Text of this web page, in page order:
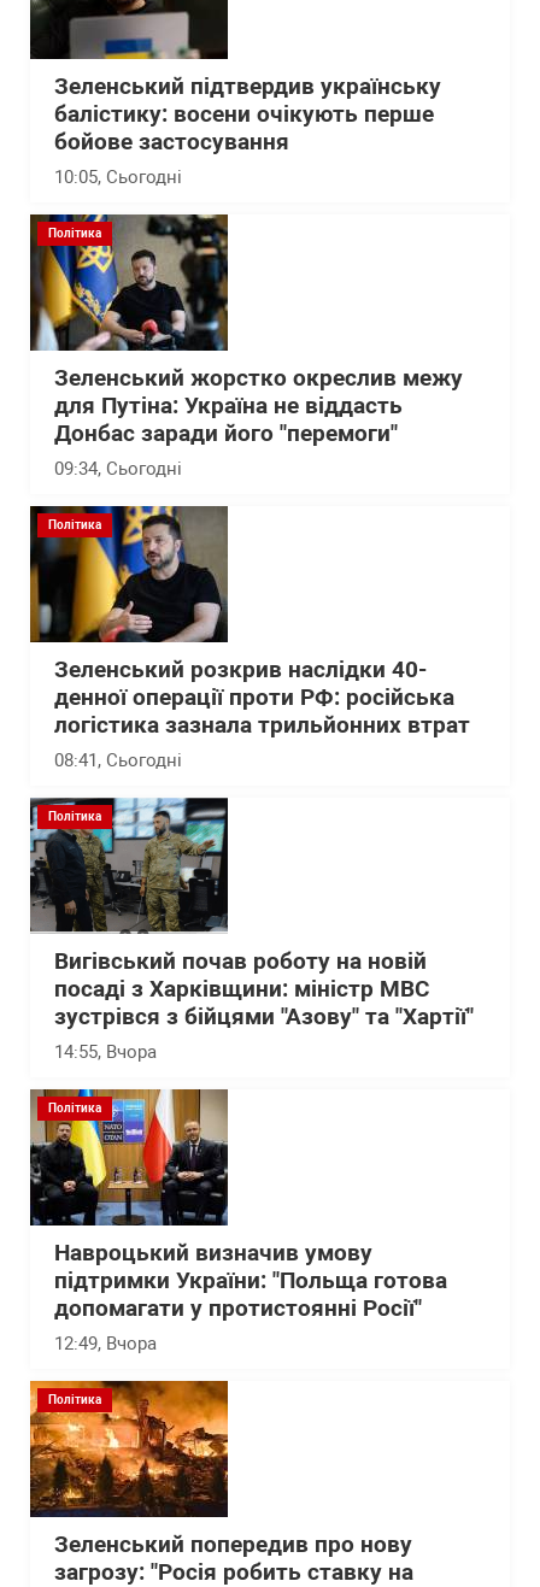
Зеленський підтвердив українську
балістику: восени очікують перше
бойове застосування
10:05, Сьогодні
Політика
Зеленський жорстко окреслив межу
для Путіна: Україна не віддасть
Донбас заради його "перемоги"
09:34, Сьогодні
Політика
Зеленський розкрив наслідки 40-
денної операції проти РФ: російська
логістика зазнала трильйонних втрат
08:41, Сьогодні
Політика
Вигівський почав роботу на новій
посаді з Харківщини: міністр МВС
зустрівся з бійцями "Азову" та "Хартії"
14:55, Вчора
Політика
Навроцький визначив умову
підтримки України: "Польща готова
допомагати у протистоянні Росії"
12:49, Вчора
Політика
Зеленський попередив про нову
загрозу: "Росія робить ставку на